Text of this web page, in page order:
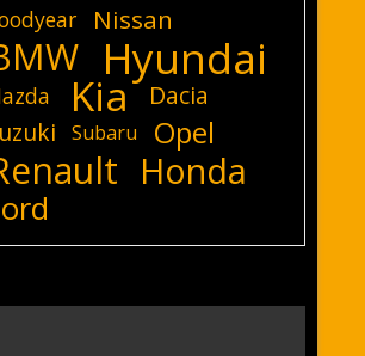
Nissan
Hyundai
Kia
Dacia
Subaru Opel
Honda